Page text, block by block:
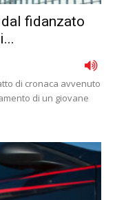
fidanzato
di cronaca avvenuto
di un giovane